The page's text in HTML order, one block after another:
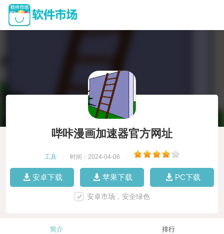
哔咔漫画加速器官方网址
工具 时间：2024-04-06
安卓下载 苹果下载 PC下载
安卓市场，安全绿色
简介 排行